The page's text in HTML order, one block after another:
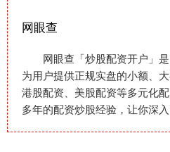
网眼查
网眼查「炒股配资开户」
为用户提供正规实盘的小额、
港股配资、美股配资等多元化
多年的配资炒股经验，让你深